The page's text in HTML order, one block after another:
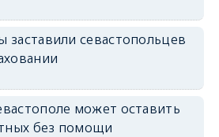
заставили севастопольцев
может оставить
без помощи